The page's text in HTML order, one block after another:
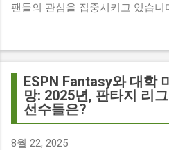
팬들의 관심을 집중시키고 있습니
다음과 같습니다. The 9 players
Birmingham City ft £7m striker
버밍엄 시티 경기에서 총 9명의
700만 파운드 스트라이커 데미언
에게 큰 타격이 될 것으로 보입니
ESPN Fantasy와 대학
망: 2025년, 판타지 리
선수들은?
8월 22, 2025